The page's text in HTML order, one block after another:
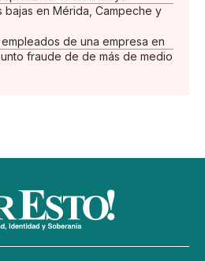
bajas en Mérida, Campeche y
de una empresa en
fraude de de más de medio